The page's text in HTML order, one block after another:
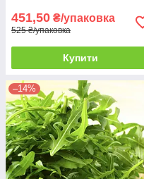
451,50 ₴/упаковка
525 ₴/упаковка
Купити
–14%